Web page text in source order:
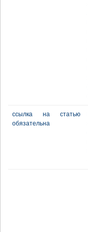
ссылка на статью
обязательна